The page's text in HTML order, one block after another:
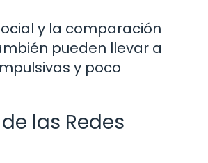
y la comparación
pueden llevar a
y poco
las Redes